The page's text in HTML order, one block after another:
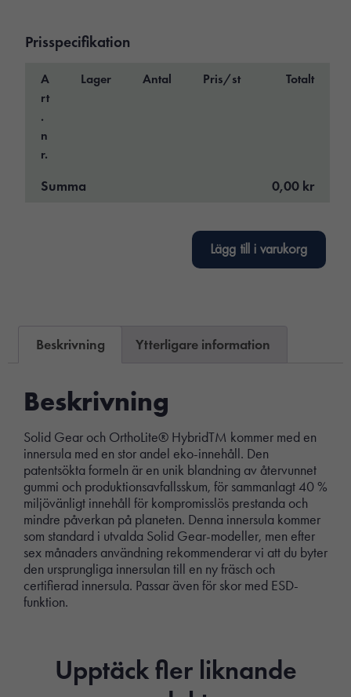
Prisspecifikation
A
rt
.
n
r.
Lager Antal Pris/st Totalt
Summa 0,00 kr
Lägg till i varukorg
Beskrivning Ytterligare information
Beskrivning
Solid Gear och OrthoLite® HybridTM kommer med en
innersula med en stor andel eko-innehåll. Den
patentsökta formeln är en unik blandning av återvunnet
gummi och produktionsavfallsskum, för sammanlagt 40 %
miljövänligt innehåll för kompromisslös prestanda och
mindre påverkan på planeten. Denna innersula kommer
som standard i utvalda Solid Gear-modeller, men efter
sex månaders användning rekommenderar vi att du byter
den ursprungliga innersulan till en ny fräsch och
certifierad innersula. Passar även för skor med ESD-
funktion.
Upptäck fler liknande